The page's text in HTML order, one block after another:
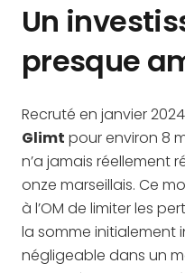
Un
presque
Recruté en janvier
Glimt pour environ 8
n’a jamais réellement
onze marseillais. Ce
à l’OM de limiter les
la somme initialement
négligeable dans un